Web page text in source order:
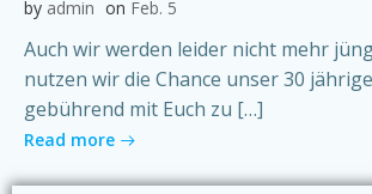
by admin on Feb. 5
Auch wir werden leider nicht mehr
nutzen wir die Chance unser 30
gebührend mit Euch zu […]
Read more